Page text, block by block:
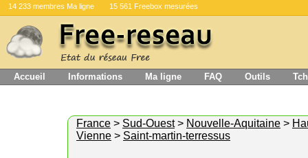
14 233 membres Ma ligne 15 561 Freebox mesurées
Accueil Informations Ma ligne FAQ Outils
France > Sud-Ouest> Nouvelle-Aquitaine >
Vienne > Saint-martin-terressus